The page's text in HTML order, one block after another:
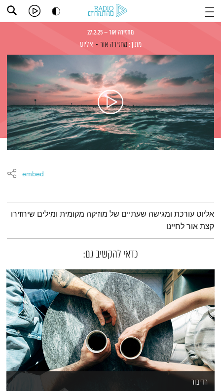
מחזירה אור – 27.2.25
מתוך: מחזירה אור אליוט
embed
תמצית הפודקאסט
אליוט עורכת ומגישה שעתיים של מוזיקה מקומית ומילים שיחזירו
קצת אור לחיינו
כדאי להקשיב גם:
הדיבור